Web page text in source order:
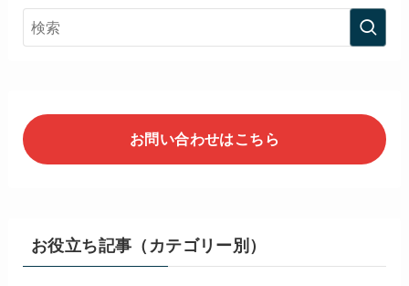
お問い合わせはこちら
お役立ち記事（カテゴリー別）